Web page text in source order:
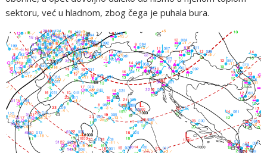
sektoru, već u hladnom, zbog čega je puhala bura.